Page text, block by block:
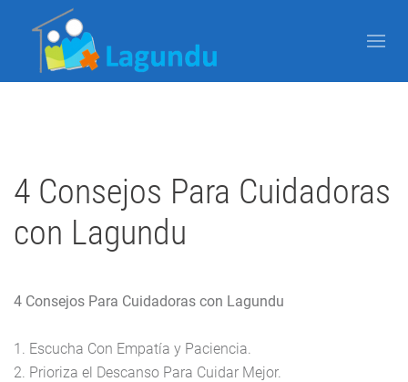
4 Consejos Para Cuidadoras
con Lagundu
4 Consejos Para Cuidadoras con Lagundu
1. Escucha Con Empatía y Paciencia.
2. Prioriza el Descanso Para Cuidar Mejor.